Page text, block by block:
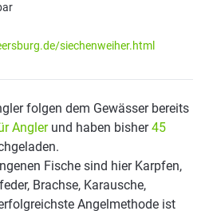
siechenweiher.html
folgen dem Gewässer bereits
Anglerund haben bisher45
Fische sind hier Karpfen,
Brachse, Karausche,
Angelmethode ist